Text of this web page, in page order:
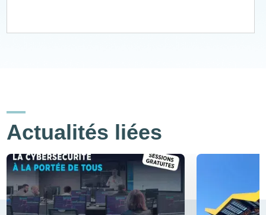
Actualités liées